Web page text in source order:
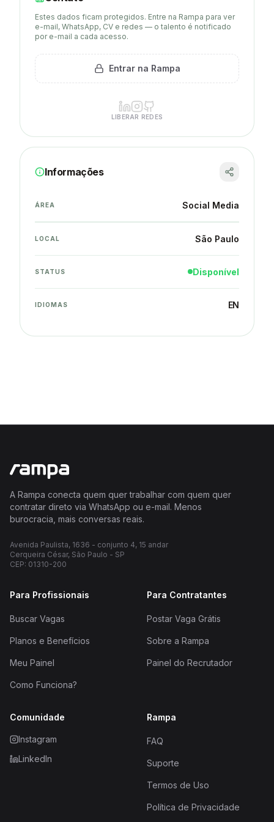
Estes dados ficam protegidos. Entre na Rampa para ver
e-mail, WhatsApp, CV e redes — o talento é notificado
por e-mail a cada acesso.
Entrar na Rampa
LIBERAR REDES
Informações
ÁREA Social Media
LOCAL São Paulo
STATUS Disponível
IDIOMAS EN
A Rampa conecta quem quer trabalhar com quem quer
contratar direto via WhatsApp ou e-mail. Menos
burocracia, mais conversas reais.
Avenida Paulista, 1636 - conjunto 4, 15 andar
Cerqueira César, São Paulo - SP
CEP: 01310-200
Para Profissionais
Buscar Vagas
Planos e Benefícios
Meu Painel
Como Funciona?
Para Contratantes
Postar Vaga Grátis
Sobre a Rampa
Painel do Recrutador
Comunidade
Instagram
LinkedIn
Rampa
FAQ
Suporte
Termos de Uso
Política de Privacidade